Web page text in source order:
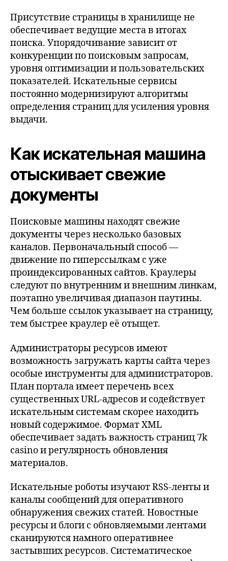
Присутствие страницы в хранилище не
обеспечивает ведущие места в итогах
поиска. Упорядочивание зависит от
конкуренции по поисковым запросам,
уровня оптимизации и пользовательских
показателей. Искательные сервисы
постоянно модернизируют алгоритмы
определения страниц для усиления уровня
выдачи.
Как искательная машина
отыскивает свежие
документы
Поисковые машины находят свежие
документы через несколько базовых
каналов. Первоначальный способ —
движение по гиперссылкам с уже
проиндексированных сайтов. Краулеры
следуют по внутренним и внешним линкам,
поэтапно увеличивая диапазон паутины.
Чем больше ссылок указывает на страницу,
тем быстрее краулер её отыщет.
Администраторы ресурсов имеют
возможность загружать карты сайта через
особые инструменты для администраторов.
План портала имеет перечень всех
существенных URL-адресов и содействует
искательным системам скорее находить
новый содержимое. Формат XML
обеспечивает задать важность страниц 7k
casino и регулярность обновления
материалов.
Искательные роботы изучают RSS-ленты и
каналы сообщений для оперативного
обнаружения свежих статей. Новостные
ресурсы и блоги с обновляемыми лентами
сканируются намного оперативнее
застывших ресурсов. Систематическое